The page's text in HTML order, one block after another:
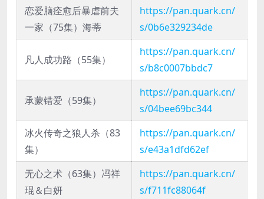
恋爱脑痊愈后暴虐前夫
一家（75集）海蒂
https://pan.quark.cn/
s/0b6e329234de
凡人成功路（55集）
https://pan.quark.cn/
s/b8c0007bbdc7
承蒙错爱（59集）
https://pan.quark.cn/
s/04bee69bc344
冰火传奇之狼人杀（83
集）
https://pan.quark.cn/
s/e43a1dfd62ef
无心之术（63集）冯祥
琨＆白妍
https://pan.quark.cn/
s/f711fc88064f